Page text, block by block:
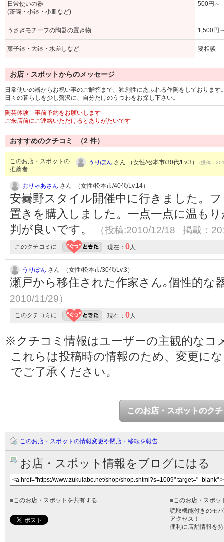
日常使いの器
(茶碗・小鉢・小皿など)
500円～
うさぎモチーフの陶器の置き物 1,500円
菓子鉢・大鉢・水差しなど 要相談
お店・スポットからのメッセージ
日常使いの器からお祝い事のご贈答まで、独創性にあふれる作陶をしておりま
日々の暮らしを少し贅沢に、自分だけのうつわをお探し下さい。
陶芸体験 事前予約をお願いします
ご来店前にご連絡いただけるとありがたいです
おすすめのクチコミ （2 件）
このお店・スポットの
推薦者
うりぽん さん （女性/松本市/30代/Lv.3） (投稿：
おりゃあさん さん （女性/松本市/40代/Lv.14）
安曇野スタイル開催中に行きました。
置きを購入しました。一点一点に温も
判が良いです。
（投稿:2010/12/18 掲載：
このクチコミに 現在： 0人
うりぽん さん （女性/松本市/30代/Lv.3）
瀬戸から移住された作家さん｡個性的な
2010/11/29）
このクチコミに 現在： 0人
※クチコミ情報はユーザーの主観的なコ
これらは投稿時の情報のため、変更に
でご了承ください。
このお店・スポットのク
このお店・スポットの情報変更や閉店・移転を報告
お店・スポット情報をブログにはる
■このお店・スポットを共有する ■このお店・スポッ
読取機能付きのモ
アクセス！
便利に店舗情報を